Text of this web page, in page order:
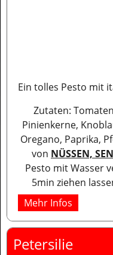
Ein tolles Pesto mit
Zutaten:
Pinienkerne,
Oregano, Paprika,
von NÜSSEN,
Pesto mit Wasser
5min ziehen
Mehr Infos
Petersilie